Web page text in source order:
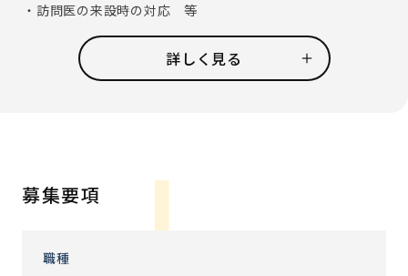
・訪問医の来設時の対応 等
※基本的には業務分担制をとっていますので、ケアのお仕事
をして頂くことはありません(必要時のフォローは有)
【アズハイムの取り組み】
・ポリファーマシー
ーマシー)を実施し入院率の改善に努めています。
詳しく見る
募集要項
職種